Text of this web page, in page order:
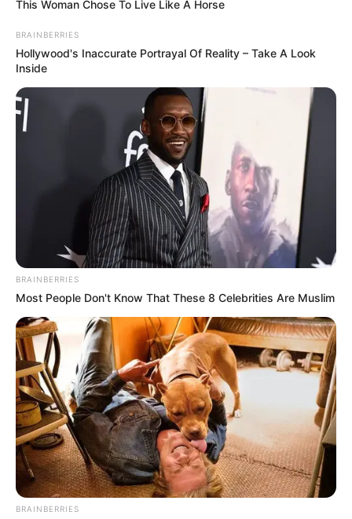
Karier Ganda Seorang DJ
Baca selengkapnya
Mute
Dong Min tiba-tiba saja mendapat suatu kabar yang mengejutkan.
mengejutkan lagi, ia ditunjuk ke departemen tersebut tepat ketika
ia akan menjadi sukses dalam kariernya.
Dong Min merasa sedih ditunjuk untuk pindah ke departemen
investigasi. Untuk penyelidikannya, ia akan melakukan sebuah
penyelidikan bersama dengan detektif FM bernama Mong Heo.
Nah, Mong Heo rupanya bertanggungjawab atas sebuah kasus
yang berupa hilangnya seorang model.
This Woman Chose To Live Like A Horse
BRAINBERRIES
Hollywood's Inaccurate Portrayal Of Reality – Take A Look
Inside
BRAINBERRIES
Most People Don't Know That These 8 Celebrities Are Muslim
BRAINBERRIES